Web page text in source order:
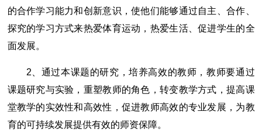
的合作学习能力和创新意识，使他们能够通过自主、合作、
探究的学习方式来热爱体育运动，热爱生活、促进学生的全
面发展。
2、通过本课题的研究，培养高效的教师，教师要通过
课题研究与实验，重塑教师的角色，转变教学方式，提高课
堂教学的实效性和高效性，促进教师高效的专业发展，为教
育的可持续发展提供有效的师资保障。